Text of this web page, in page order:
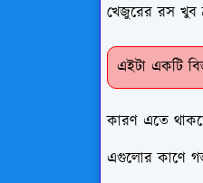
খেজুরের রস খুব
এইটা একটি
কারণ এতে
এগুলোর কাণে